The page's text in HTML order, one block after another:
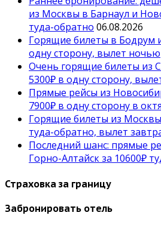
из Москвы в Барнаул и
туда-обратно 06.08.2026
Горящие билеты в Бодрум
одну сторону, вылет ночью
Очень горящие билеты из
5300₽ в одну сторону,
Прямые рейсы из
7900₽ в одну сторону в
Горящие билеты из
туда-обратно, вылет
Последний шанс: прямые
Горно-Алтайск за 10600₽
Страховка за границу
Забронировать отель